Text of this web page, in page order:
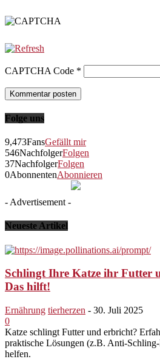
CAPTCHA Code *
Folge uns
9,473FansGefällt mir
546NachfolgerFolgen
37NachfolgerFolgen
0AbonnentenAbonnieren
- Advertisement -
Neueste Artikel
Schlingt Ihre Katze ihr Futter
Das hilft!
Ernährung tierherzen - 30. Juli 2025
0
Katze schlingt Futter und erbricht?
praktische Lösungen (z.B. Anti-
helfen.